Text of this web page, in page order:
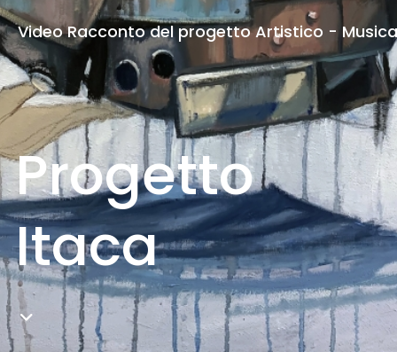
Video Racconto del progetto Artistico -
Progetto
Itaca